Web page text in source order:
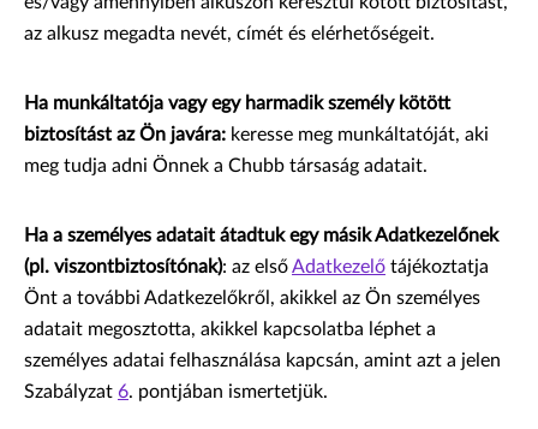
az alkusz megadta nevét, címét és elérhetőségeit.
Ha munkáltatója vagy egy harmadik személy kötött
biztosítást az Ön javára: keresse meg munkáltatóját, aki
meg tudja adni Önnek a Chubb társaság adatait.
Ha a személyes adatait átadtuk egy másik Adatkezelőnek
(pl. viszontbiztosítónak): az elsőAdatkezelő tájékoztatja
Önt a további Adatkezelőkről, akikkel az Ön személyes
adatait megosztotta, akikkel kapcsolatba léphet a
személyes adatai felhasználása kapcsán, amint azt a jelen
Szabályzat 6. pontjában ismertetjük.